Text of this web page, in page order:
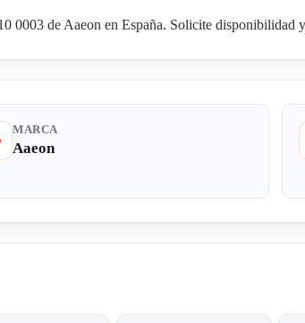
de Aaeon en España. Solicite disponibilidad
MARCA
Aaeon